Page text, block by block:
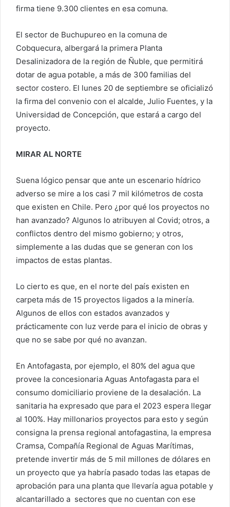
firma tiene 9.300 clientes en esa comuna.
El sector de Buchupureo en la comuna de
Cobquecura, albergará la primera Planta
Desalinizadora de la región de Ñuble, que permitirá
dotar de agua potable, a más de 300 familias del
sector costero. El lunes 20 de septiembre se oficializó
la firma del convenio con el alcalde, Julio Fuentes, y la
Universidad de Concepción, que estará a cargo del
proyecto.
MIRAR AL NORTE
Suena lógico pensar que ante un escenario hídrico
adverso se mire a los casi 7 mil kilómetros de costa
que existen en Chile. Pero ¿por qué los proyectos no
han avanzado? Algunos lo atribuyen al Covid; otros, a
conflictos dentro del mismo gobierno; y otros,
simplemente a las dudas que se generan con los
impactos de estas plantas.
Lo cierto es que, en el norte del país existen en
carpeta más de 15 proyectos ligados a la minería.
Algunos de ellos con estados avanzados y
prácticamente con luz verde para el inicio de obras y
que no se sabe por qué no avanzan.
En Antofagasta, por ejemplo, el 80% del agua que
provee la concesionaria Aguas Antofagasta para el
consumo domiciliario proviene de la desalación. La
sanitaria ha expresado que para el 2023 espera llegar
al 100%. Hay millonarios proyectos para esto y según
consigna la prensa regional antofagastina, la empresa
Cramsa, Compañía Regional de Aguas Marítimas,
pretende invertir más de 5 mil millones de dólares en
un proyecto que ya habría pasado todas las etapas de
aprobación para una planta que llevaría agua potable y
alcantarillado a sectores que no cuentan con ese